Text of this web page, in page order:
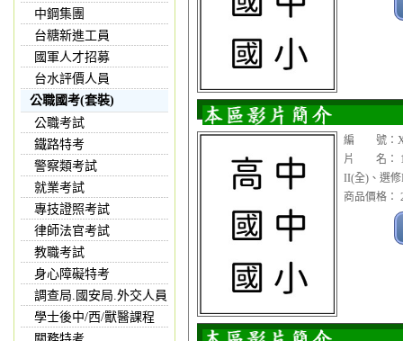
中鋼集團
台糖新進工員
國軍人才招募
台水評價人員
公職國考(套裝)
公職考試
鐵路特考
警察類考試
就業考試
專技證照考試
律師法官考試
教職考試
身心障礙特考
調查局.國安局.外交人員
學士後中/西/獸醫課程
編 號：
片 名：
II(全)、選
商品價格：